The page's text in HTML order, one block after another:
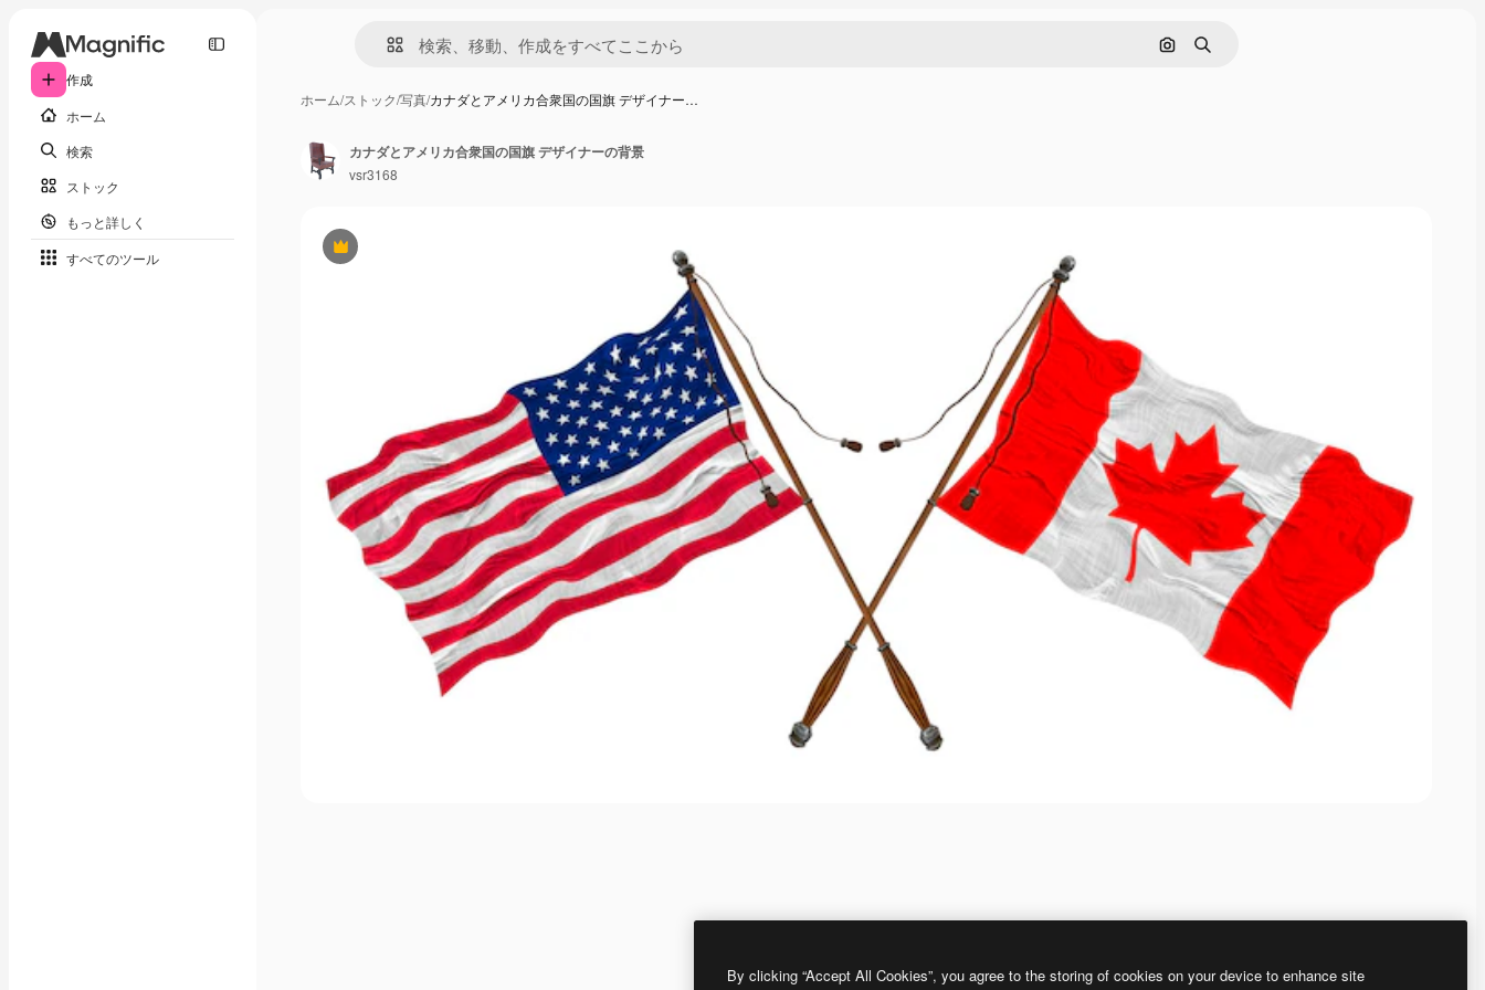
作成
ホーム
検索
ストック
もっと詳しく
すべてのツール
画像で検索
検索
ホーム/ストック/写真/カナダとアメリカ合衆国の国旗 デザイナー…
Premium
カナダとアメリカ合衆国の国旗 デザイナーの背景
vsr3168
By clicking “Accept All Cookies”, you agree to the storing of cookies on your device to enhance site